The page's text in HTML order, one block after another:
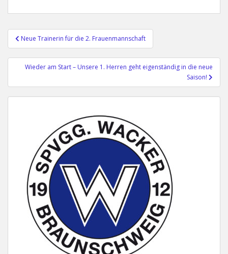
Beitragsnavigation
Neue Trainerin für die 2. Frauenmannschaft
Wieder am Start – Unsere 1. Herren geht eigenständig in die neue
Saison!